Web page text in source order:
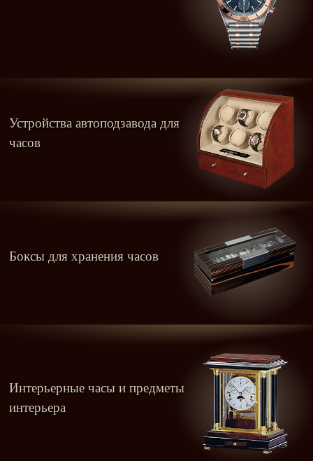
Устройства автоподзавода для
часов
Боксы для хранения часов
Интерьерные часы и предметы
интерьера